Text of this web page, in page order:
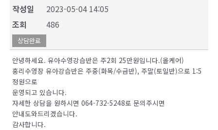
작성일
2023-05-04 14:05
조회
486
상담완료
안녕하세요. 유아수영강습반은 주2회 25만원입니다.(올케어)
홍리수영장 유아강습반은 주중(화목/수금반), 주말(토일반)으로 1:5
정원으로
운영되고 있습니다.
자세한 상담을 원하시면 064-732-5248로 문의주시면
안내도와드리겠습니다.
감사합니다.